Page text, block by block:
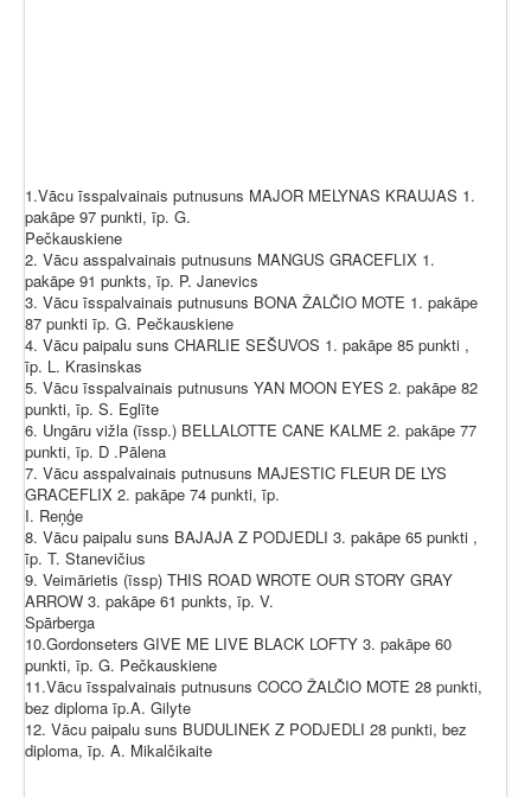
1.Vācu īsspalvainais putnusuns MAJOR MELYNAS KRAUJAS 1.
pakāpe 97 punkti, īp. G.
Pečkauskiene
2. Vācu asspalvainais putnusuns MANGUS GRACEFLIX 1.
pakāpe 91 punkts, īp. P. Janevics
3. Vācu īsspalvainais putnusuns BONA ŽALČIO MOTE 1. pakāpe
87 punkti īp. G. Pečkauskiene
4. Vācu paipalu suns CHARLIE SEŠUVOS 1. pakāpe 85 punkti ,
īp. L. Krasinskas
5. Vācu īsspalvainais putnusuns YAN MOON EYES 2. pakāpe 82
punkti, īp. S. Eglīte
6. Ungāru vižla (īssp.) BELLALOTTE CANE KALME 2. pakāpe 77
punkti, īp. D .Pālena
7. Vācu asspalvainais putnusuns MAJESTIC FLEUR DE LYS
GRACEFLIX 2. pakāpe 74 punkti, īp.
I. Reņģe
8. Vācu paipalu suns BAJAJA Z PODJEDLI 3. pakāpe 65 punkti ,
īp. T. Stanevičius
9. Veimārietis (īssp) THIS ROAD WROTE OUR STORY GRAY
ARROW 3. pakāpe 61 punkts, īp. V.
Spārberga
10.Gordonseters GIVE ME LIVE BLACK LOFTY 3. pakāpe 60
punkti, īp. G. Pečkauskiene
11.Vācu īsspalvainais putnusuns COCO ŽALČIO MOTE 28 punkti,
bez diploma īp.A. Gilyte
12. Vācu paipalu suns BUDULINEK Z PODJEDLI 28 punkti, bez
diploma, īp. A. Mikalčikaite